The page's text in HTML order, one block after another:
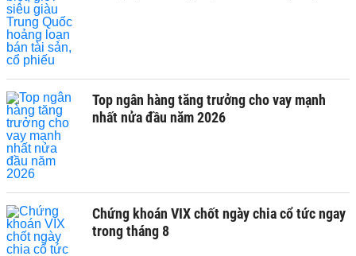
Top ngân hàng tăng trưởng cho vay mạnh
nhất nửa đầu năm 2026
Chứng khoán VIX chốt ngày chia cổ tức ngay
trong tháng 8